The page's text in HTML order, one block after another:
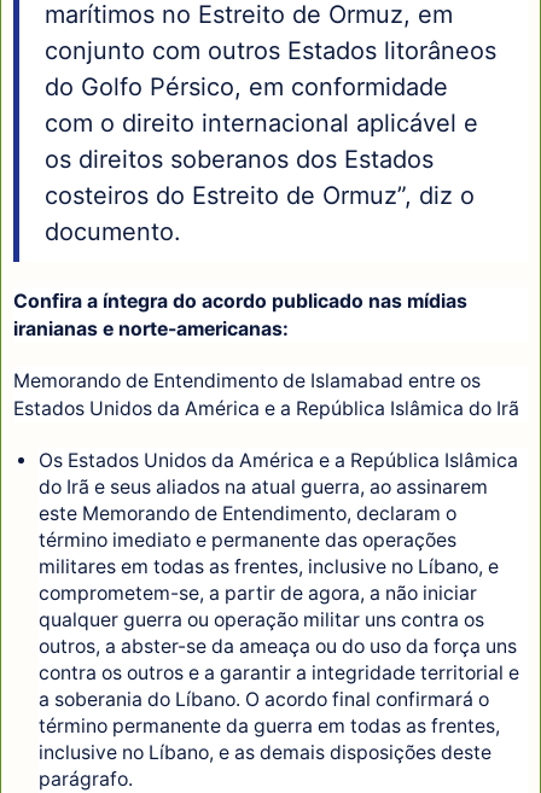
marítimos no Estreito de Ormuz, em
conjunto com outros Estados litorâneos
do Golfo Pérsico, em conformidade
com o direito internacional aplicável e
os direitos soberanos dos Estados
costeiros do Estreito de Ormuz”, diz o
documento.
Confira a íntegra do acordo publicado nas mídias
iranianas e norte-americanas:
Memorando de Entendimento de Islamabad entre os
Estados Unidos da América e a República Islâmica do Irã
Os Estados Unidos da América e a República Islâmica
do Irã e seus aliados na atual guerra, ao assinarem
este Memorando de Entendimento, declaram o
término imediato e permanente das operações
militares em todas as frentes, inclusive no Líbano, e
comprometem-se, a partir de agora, a não iniciar
qualquer guerra ou operação militar uns contra os
outros, a abster-se da ameaça ou do uso da força uns
contra os outros e a garantir a integridade territorial e
a soberania do Líbano. O acordo final confirmará o
término permanente da guerra em todas as frentes,
inclusive no Líbano, e as demais disposições deste
parágrafo.